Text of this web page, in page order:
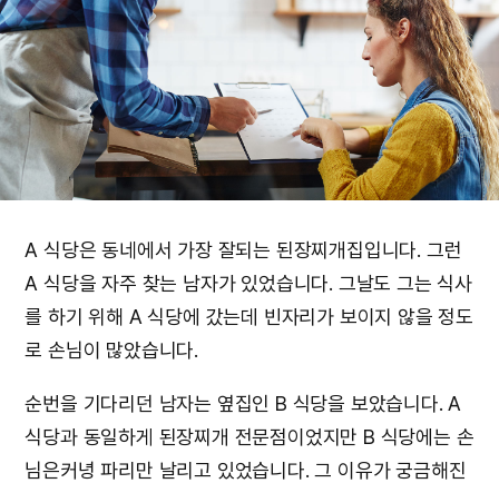
A 식당은 동네에서 가장 잘되는 된장찌개집입니다. 그런
A 식당을 자주 찾는 남자가 있었습니다. 그날도 그는 식사
를 하기 위해 A 식당에 갔는데 빈자리가 보이지 않을 정도
로 손님이 많았습니다.
순번을 기다리던 남자는 옆집인 B 식당을 보았습니다. A
식당과 동일하게 된장찌개 전문점이었지만 B 식당에는 손
님은커녕 파리만 날리고 있었습니다. 그 이유가 궁금해진